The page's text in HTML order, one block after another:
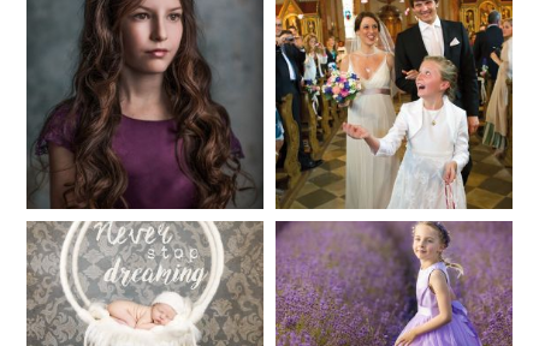
Fineart
41
Hochzeit
183
Baby/Newborn Kinder